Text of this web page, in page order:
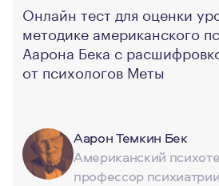
Онлайн тест для оценки
методике американского
Аарона Бека с
от психологов Меты
Аарон Темкин Бек
Американский
профессор психиатрии